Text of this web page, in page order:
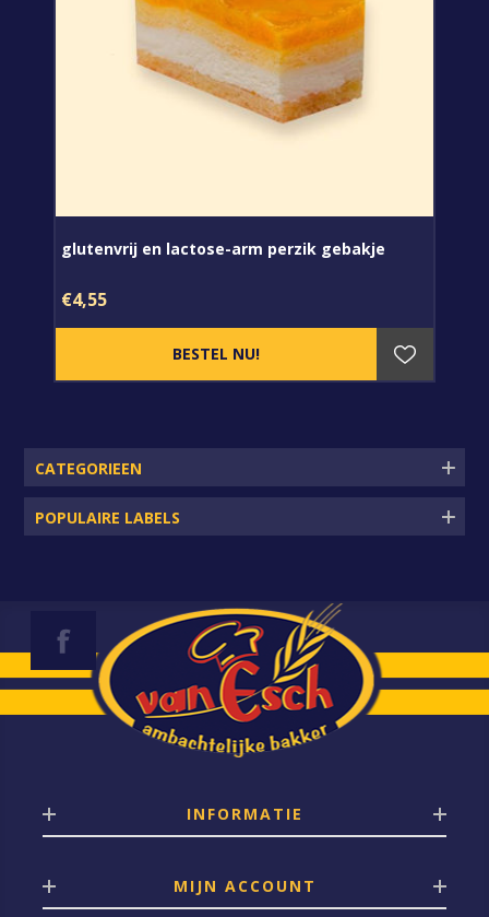
glutenvrij en lactose-arm perzik gebakje
€4,55
CATEGORIEEN
POPULAIRE LABELS
INFORMATIE
MIJN ACCOUNT